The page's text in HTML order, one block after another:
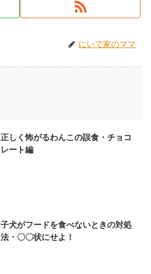
にいで家のママ
正しく怖がるわんこの誤食・チョコ
レート編
子犬がフードを食べないときの対処
法・〇〇状にせよ！